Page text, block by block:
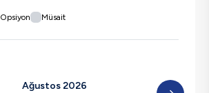
Opsiyon Müsait
Ağustos 2026